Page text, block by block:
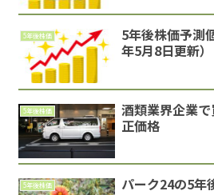
5年後株価
5年後株価予測
年5月8日更新）
5年後株価
酒類業界企業
正価格
5年後株価 パーク24の5年